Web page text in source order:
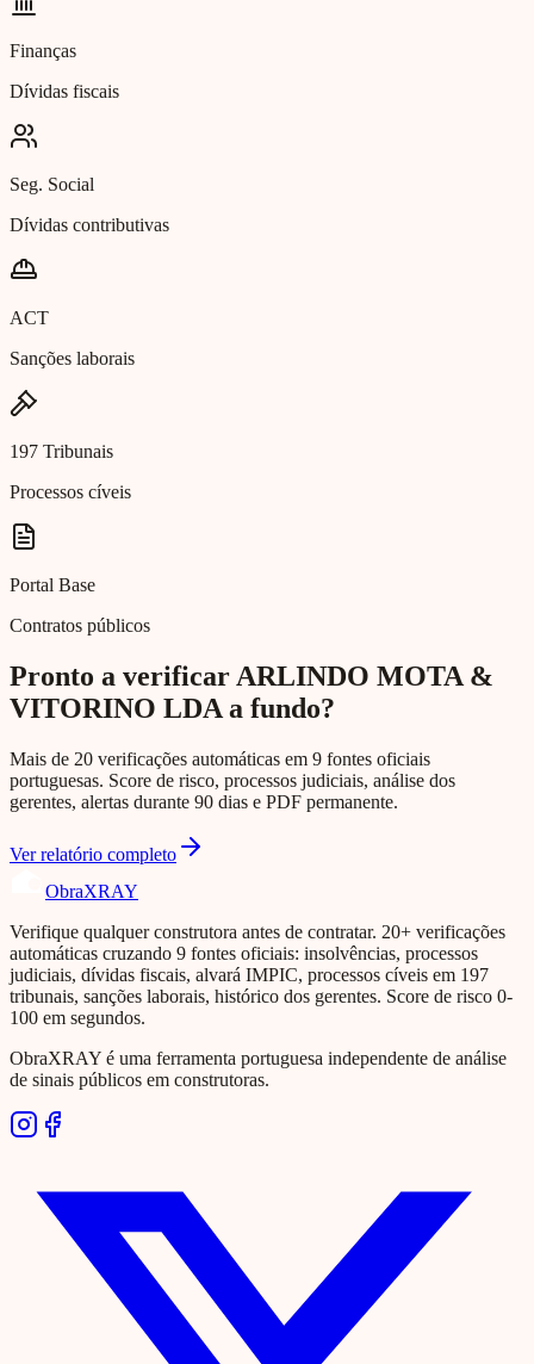
Finanças
Dívidas fiscais
Seg. Social
Dívidas contributivas
ACT
Sanções laborais
197 Tribunais
Processos cíveis
Portal Base
Contratos públicos
Pronto a verificar ARLINDO MOTA &
VITORINO LDA a fundo?
Mais de 20 verificações automáticas em 9 fontes oficiais
portuguesas. Score de risco, processos judiciais, análise dos
gerentes, alertas durante 90 dias e PDF permanente.
Ver relatório completo
ObraXRAY
Verifique qualquer construtora antes de contratar. 20+ verificações
automáticas cruzando 9 fontes oficiais: insolvências, processos
judiciais, dívidas fiscais, alvará IMPIC, processos cíveis em 197
tribunais, sanções laborais, histórico dos gerentes. Score de risco 0-
100 em segundos.
ObraXRAY é uma ferramenta portuguesa independente de análise
de sinais públicos em construtoras.